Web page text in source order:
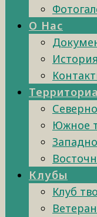
О Нас
История
Южное
Клубы
Клуб